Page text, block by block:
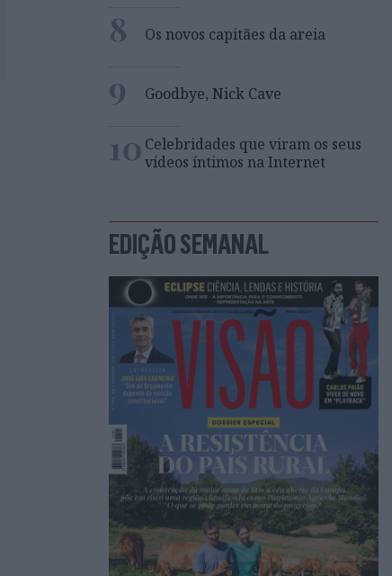
8 Os novos capitães da areia
9 Goodbye, Nick Cave
10 Celebridades que viram os seus
vídeos íntimos na Internet
EDIÇÃO SEMANAL